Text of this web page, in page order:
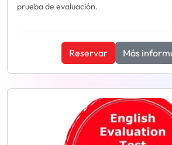
prueba de evaluación.
Reservar Más